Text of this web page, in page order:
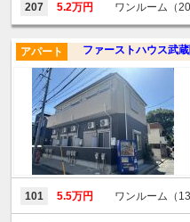
207 5.2万円 ワンルーム（
ファーストハウス武
アパート
101 5.5万円 ワンルーム（